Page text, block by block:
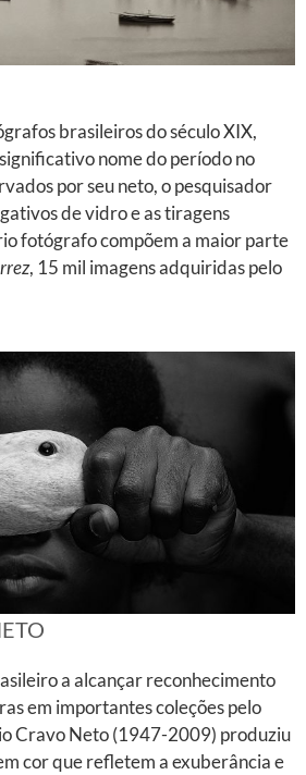
brasileiros do século XIX,
nome do período no
por seu neto, o pesquisador
de vidro e as tiragens
fotógrafo compõem a maior parte
, 15 mil imagens adquiridas pelo
a alcançar reconhecimento
em importantes coleções pelo
Cravo Neto (1947-2009) produziu
cor que refletem a exuberância e